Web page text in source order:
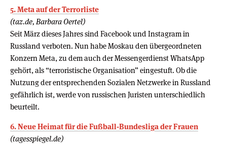
5. Meta auf der Terrorliste
(taz.de, Barbara Oertel)
Seit März dieses Jahres sind Facebook und Instagram in
Russland verboten. Nun habe Moskau den übergeordneten
Konzern Meta, zu dem auch der Messengerdienst WhatsApp
gehört, als “terroristische Organisation” eingestuft. Ob die
Nutzung der entsprechenden Sozialen Netzwerke in Russland
gefährlich ist, werde von russischen Juristen unterschiedlich
beurteilt.
6. Neue Heimat für die Fußball-Bundesliga der Frauen
(tagesspiegel.de)